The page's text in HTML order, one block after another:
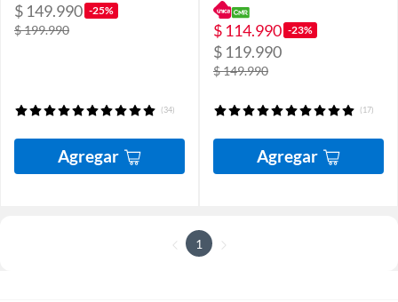
$ 149.990 -25%
$ 199.990
(34)
Agregar
$ 114.990 -23%
$ 119.990
$ 149.990
(17)
Agregar
1